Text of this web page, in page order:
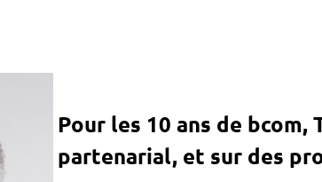
Pour les 10 ans de
partenarial, et sur des